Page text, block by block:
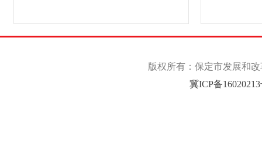
版权所有：保定市发展和
冀ICP备